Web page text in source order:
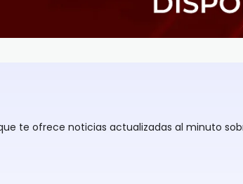
te ofrece noticias actualizadas al minuto